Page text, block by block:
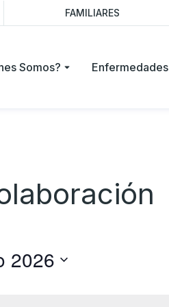
FAMILIARES
Somos? Enfermedades
2026